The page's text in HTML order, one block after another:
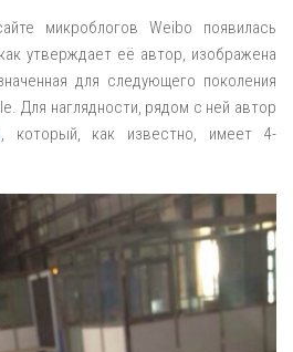
микроблогов Weibo появилась
утверждает её автор, изображена
для следующего поколения
Для наглядности, рядом с ней автор
, который, как известно, имеет 4-